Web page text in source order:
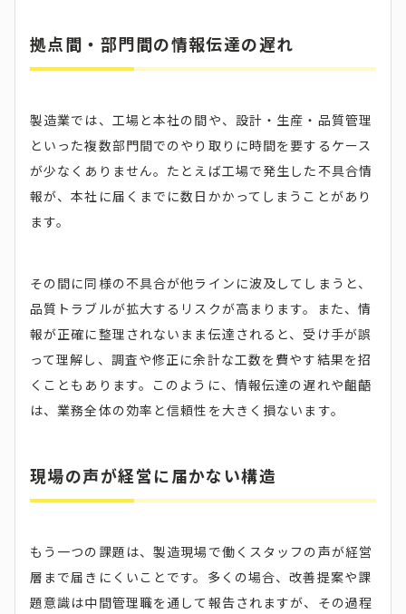
拠点間・部門間の情報伝達の遅れ
製造業では、工場と本社の間や、設計・生産・品質管理
といった複数部門間でのやり取りに時間を要するケース
が少なくありません。たとえば工場で発生した不具合情
報が、本社に届くまでに数日かかってしまうことがあり
ます。
その間に同様の不具合が他ラインに波及してしまうと、
品質トラブルが拡大するリスクが高まります。また、情
報が正確に整理されないまま伝達されると、受け手が誤
って理解し、調査や修正に余計な工数を費やす結果を招
くこともあります。このように、情報伝達の遅れや齟齬
は、業務全体の効率と信頼性を大きく損ないます。
現場の声が経営に届かない構造
もう一つの課題は、製造現場で働くスタッフの声が経営
層まで届きにくいことです。多くの場合、改善提案や課
題意識は中間管理職を通して報告されますが、その過程